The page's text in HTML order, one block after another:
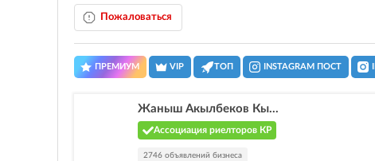
Пожаловаться
ПРЕМИУМ VIP ТОП INSTAGRAM ПОСТ
Жаныш Акылбеков Кы...
Ассоциация риелторов КР
2746 объявлений бизнеса